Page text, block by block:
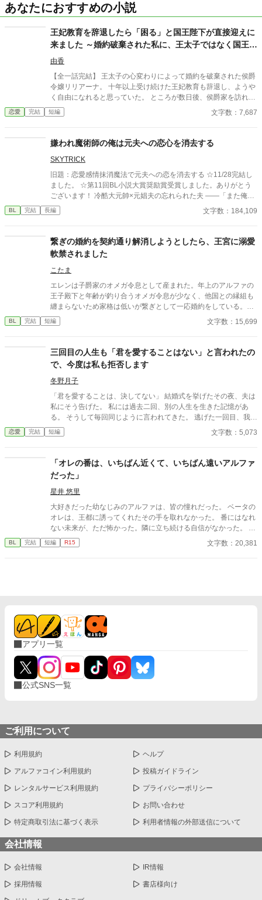
あなたにおすすめの小説
王妃教育を辞退したら「困る」と国王陛下が直接迎えに
来ました ～婚約破棄された私に、王太子ではなく国王陛
下が求婚してきます〜
由香
【全一話完結】 王太子の心変わりによって婚約を破棄された侯爵
令嬢リリアーナ。 十年以上受け続けた王妃教育も辞退し、ようや
く自由になれると思っていた。 ところが数日後、侯爵家を訪れた
のは国王陛下本人。 「王妃教育を辞退されると困る。私の妃にな
ってほしい」 努力を踏みにじった王太子はすべてを失い、選ばれ
れながら、世界一幸せな王妃になるまでの逆転ラブストーリー。
恋愛 完結 短編 文字数：7,687
嫌われ魔術師の俺は元夫への恋心を消去する
SKYTRICK
旧題：恋愛感情抹消魔法で元夫への恋を消去する ☆11/28完結し
ました。 ☆第11回BL小説大賞奨励賞受賞しました。ありがとう
ございます！ 冷酷大元帥×元娼夫の忘れられた夫 ——「また俺を
好きになるって言ったのに、嘘つき」 元娼夫で現魔術師であるエ
ディことサラは五年ぶりに祖国・ファルンに帰国した。しかし暫
るロイ・オークランスの使者が元帥命令を掲げてサラの元へやっ
てくる。 ロイ・オークランスの名を知らぬ者は世界でもそうそう
いない。魔族の血を引くロイは人間から畏怖を大いに集めながら
も、大将として国防戦争に打ち勝ち、たった二十九歳で大元帥と
は、五年前に最愛の妻を亡くしたロイを、魔族への本能的な恐怖
を感じないサラが慰めろというものだった。 ロイは妻であるリ
ネ・オークランスを亡くし、悲しみに苛まれている。あまりの辛
さで『奥様』に関する記憶すら忘却してしまったらしい。半ば強
い」 噂通り冷酷なロイの口からは罵詈雑言が放たれた。ロイは穢
らわしい娼夫を睨みつけ去ってしまう。使者らは最愛の妻を亡く
い。 誰も、サラこそが五年前に亡くなった『奥様』であり、最愛
のその人であるとは気付いていないようだった。 しかし、最大の
問題は元夫に存在を忘れられていることではない。 サラが未だに
ロイを愛しているという事実だ。 仕方なく、『恋愛感情抹消魔
法』を己にかけることにするサラだが——…… ☆お読みくださり
ありがとうございます。良ければ感想などいただけるとパワーに
BL 完結 長編 文字数：184,109
繋ぎの婚約を契約通り解消しようとしたら、王宮に溺愛
軟禁されました
こたま
エレンは子爵家のオメガ令息として産まれた。年上のアルファの
王子殿下と年齢が釣り合うオメガ令息が少なく、他国との縁組も
纏まらないため家格は低いが繋ぎとして一応婚約をしている。王
子のことは兄のように慕っており、初恋の人ではあるけれど、契
約終了時期か王子に想い人が現れた時には解消されるものと考え
婚を承諾するまでここから出さないと王子から溢れるほどの愛を
与えられる。ハッピーエンドオメガバースBLです。
BL 完結 短編 文字数：15,699
三回目の人生も「君を愛することはない」と言われたの
で、今度は私も拒否します
冬野月子
「君を愛することは、決してない」 結婚式を挙げたその夜、夫は
私にそう告げた。 私には過去二回、別の人生を生きた記憶があ
る。 そうして毎回同じように言われてきた。 逃げた一回目、我慢
した二回目。いずれも上手くいかなかった。 だから今回は。
恋愛 完結 短編 文字数：5,073
「オレの番は、いちばん近くて、いちばん遠いアルファ
だった」
星井 悠里
大好きだった幼なじみのアルファは、皆の憧れだった。 ベータの
オレは、王都に誘ってくれたその手を取れなかった。 番にはなれ
ない未来が、ただ怖かった。隣に立ち続ける自信がなかった。 あ
れから二年。幼馴染の婚約の噂を聞いて胸が痛むことはあるけれ
ど、 平凡だけどちゃんと働いて、それなりに楽しく生きていた。
うさんで完結してます。
BL 完結 短編 R15 文字数：20,381
アプリ一覧
公式SNS一覧
ご利用について
利用規約 ヘルプ
アルファコイン利用規約 投稿ガイドライン
レンタルサービス利用規約 プライバシーポリシー
スコア利用規約 お問い合わせ
特定商取引法に基づく表示 利用者情報の外部送信について
会社情報
会社情報 IR情報
採用情報 書店様向け